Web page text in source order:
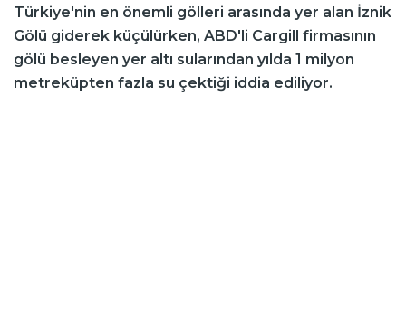
Türkiye'nin en önemli gölleri arasında yer alan İznik
Gölü giderek küçülürken, ABD'li Cargill firmasının
gölü besleyen yer altı sularından yılda 1 milyon
metreküpten fazla su çektiği iddia ediliyor.